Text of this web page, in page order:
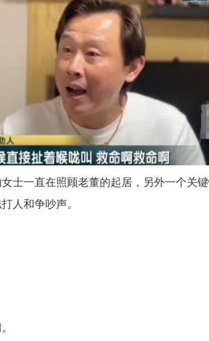
士一直在照顾老董的起居，另外一个关
人和争吵声。